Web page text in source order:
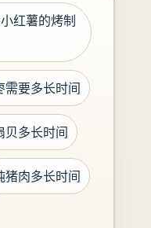
红薯的烤制
需要多长时间
贝多长时间
猪肉多长时间